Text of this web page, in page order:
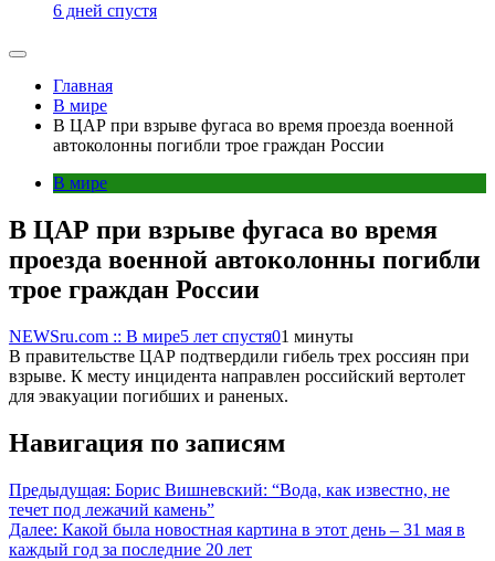
6 дней спустя
Главная
В мире
В ЦАР при взрыве фугаса во время проезда военной
автоколонны погибли трое граждан России
В мире
В ЦАР при взрыве фугаса во время
проезда военной автоколонны погибли
трое граждан России
NEWSru.com :: В мире5 лет спустя01 минуты
В правительстве ЦАР подтвердили гибель трех россиян при
взрыве. К месту инцидента направлен российский вертолет
для эвакуации погибших и раненых.
Навигация по записям
Предыдущая: Борис Вишневский: “Вода, как известно, не
течет под лежачий камень”
Далее: Какой была новостная картина в этот день – 31 мая в
каждый год за последние 20 лет